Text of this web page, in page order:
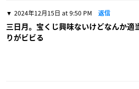
2024年12月15日 at 9:50 PM 返信
三日月。宝くじ興味ないけどなんか適
りがビビる